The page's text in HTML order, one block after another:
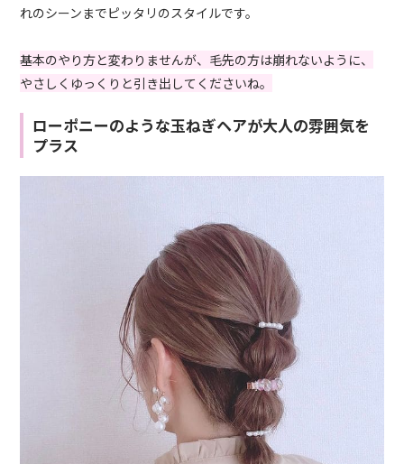
れのシーンまでピッタリのスタイルです。
基本のやり方と変わりませんが、毛先の方は崩れないように、
やさしくゆっくりと引き出してくださいね。
ローポニーのような玉ねぎヘアが大人の雰囲気を
プラス